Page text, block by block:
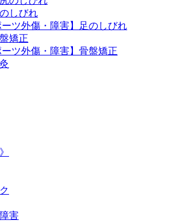
しびれ
ーツ外傷・障害】足のしびれ
矯正
ーツ外傷・障害】骨盤矯正
害